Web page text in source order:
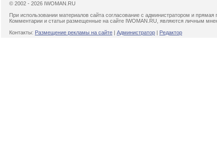
© 2002 - 2026 IWOMAN.RU
При использовании материалов сайта согласование с администратором и прямая
Комментарии и статьи размещенные на сайте IWOMAN.RU, являются личным
Контакты: Размещение рекламы на сайте | Администратор | Редактор